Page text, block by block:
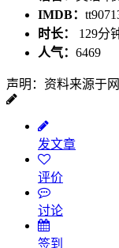
IMDB：
时长： 129分
人气： 6469
声明：资料来源于
发文章
评价
讨论
签到